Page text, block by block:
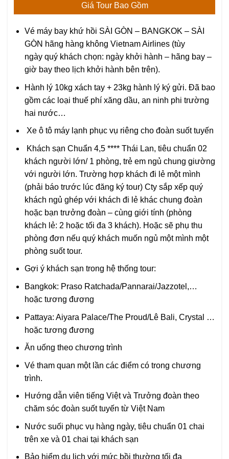
Giá Tour Bao Gồm
Vé máy bay khứ hồi SÀI GÒN – BANGKOK – SÀI
GÒN hãng hàng không Vietnam Airlines (tùy
ngày quý khách chọn: ngày khởi hành – hãng bay –
giờ bay theo lịch khởi hành bên trên).
Hành lý 10kg xách tay + 23kg hành lý ký gửi. Đã bao
gồm các loại thuế phí xăng dầu, an ninh phi trường
hai nước…
Xe ô tô máy lạnh phục vụ riêng cho đoàn suốt tuyến
Khách sạn Chuẩn 4,5 **** Thái Lan, tiêu chuẩn 02
khách người lớn/ 1 phòng, trẻ em ngủ chung giường
với người lớn. Trường hợp khách đi lẻ một mình
(phải báo trước lúc đăng ký tour) Cty sắp xếp quý
khách ngủ ghép với khách đi lẻ khác chung đoàn
hoặc bạn trưởng đoàn – cùng giới tính (phòng
khách lẻ: 2 hoặc tối đa 3 khách). Hoặc sẽ phụ thu
phòng đơn nếu quý khách muốn ngủ một mình một
phòng suốt tour.
Gợi ý khách sạn trong hệ thống tour:
Bangkok: Praso Ratchada/Pannarai/Jazzotel,…
hoặc tương đương
Pattaya: Aiyara Palace/The Proud/Lê Bali, Crystal …
hoặc tương đương
Ăn uống theo chương trình
Vé tham quan một lần các điểm có trong chương
trình.
Hướng dẫn viên tiếng Việt và Trưởng đoàn theo
chăm sóc đoàn suốt tuyến từ Việt Nam
Nước suối phục vụ hàng ngày, tiêu chuẩn 01 chai
trên xe và 01 chai tại khách sạn
Bảo hiểm du lịch với mức bồi thường tối đa